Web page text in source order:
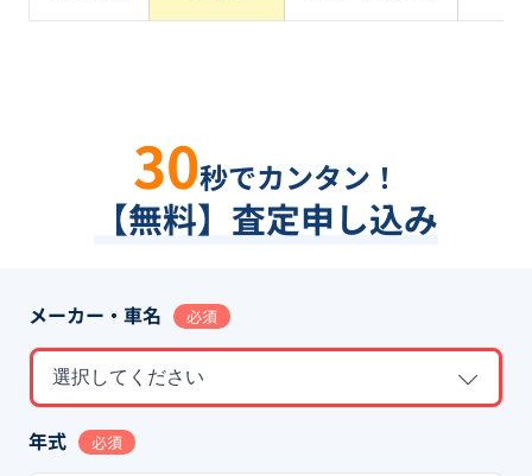
30秒でカンタン！
【無料】査定申し込み
メーカー・車名 必須
選択してください
年式 必須